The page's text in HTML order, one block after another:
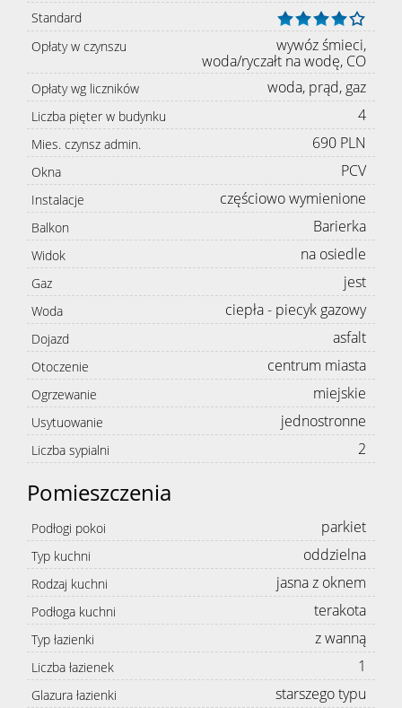
Standard
Opłaty w czynszu
wywóz śmieci,
woda/ryczałt na wodę, CO
Opłaty wg liczników woda, prąd, gaz
Liczba pięter w budynku 4
Mies. czynsz admin. 690 PLN
Okna PCV
Instalacje częściowo wymienione
Balkon Barierka
Widok na osiedle
Gaz jest
Woda ciepła - piecyk gazowy
Dojazd asfalt
Otoczenie centrum miasta
Ogrzewanie miejskie
Usytuowanie jednostronne
Liczba sypialni 2
Pomieszczenia
Podłogi pokoi parkiet
Typ kuchni oddzielna
Rodzaj kuchni jasna z oknem
Podłoga kuchni terakota
Typ łazienki z wanną
Liczba łazienek 1
Glazura łazienki starszego typu